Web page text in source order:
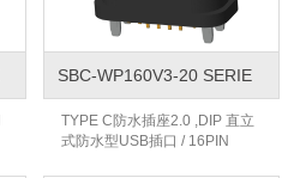
SBC-WP160V3-20 SERIE
TYPE C防水插座2.0 ,DIP 直立
式防水型USB插口 / 16PIN